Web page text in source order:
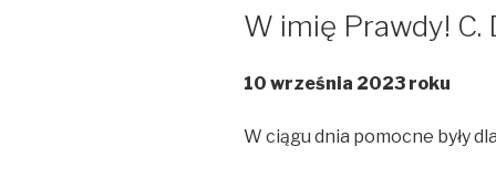
W imię Prawdy! C.
10 września 2023 roku
W ciągu dnia pomocne były